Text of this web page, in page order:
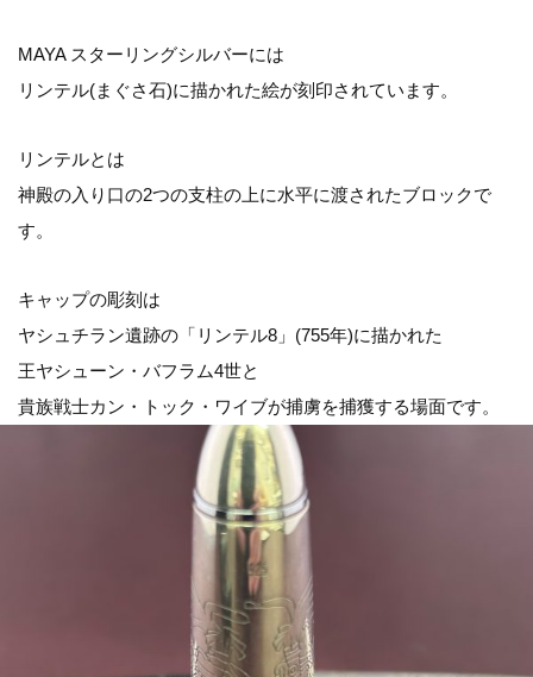
MAYA スターリングシルバーには
リンテル(まぐさ石)に描かれた絵が刻印されています。
リンテルとは
神殿の入り口の2つの支柱の上に水平に渡されたブロックで
す。
キャップの彫刻は
ヤシュチラン遺跡の「リンテル8」(755年)に描かれた
王ヤシューン・バフラム4世と
貴族戦士カン・トック・ワイブが捕虜を捕獲する場面です。